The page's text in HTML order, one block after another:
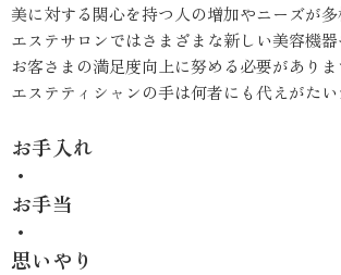
美に対する関心を持つ人の増加やニーズが多
エステサロンではさまざまな新しい美容機器
お客さまの満足度向上に努める必要があり
エステティシャンの手は何者にも代えがた
お手入れ
・
お手当
・
思いやり